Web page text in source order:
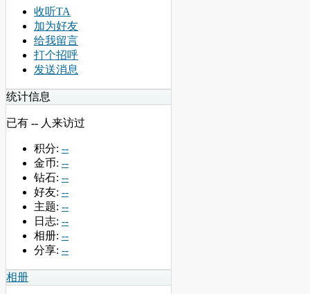
收听TA
加为好友
给我留言
打个招呼
发送消息
统计信息
已有 -- 人来访过
积分: --
金币: --
钻石: --
好友: --
主题: --
日志: --
相册: --
分享: --
相册